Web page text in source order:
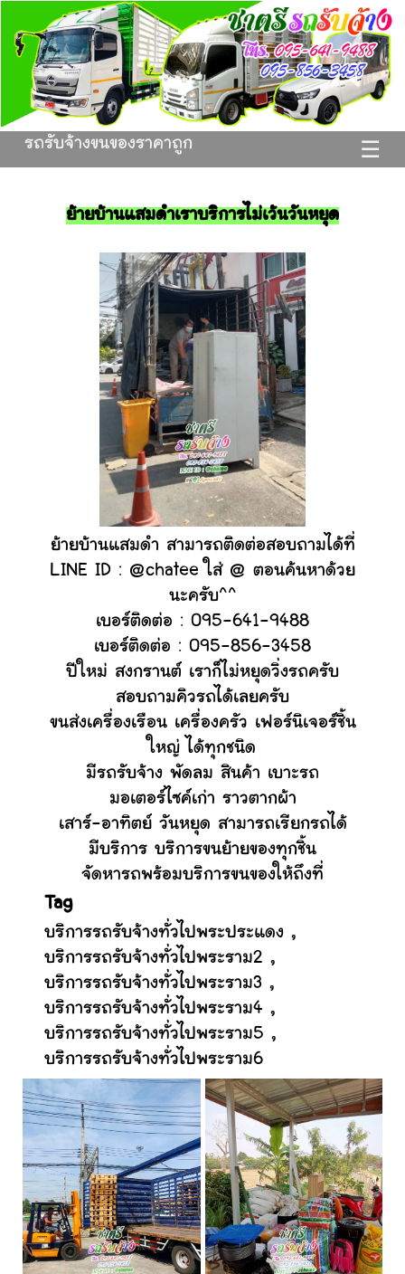
รถรับจ้างขนของราคาถูก
☰
ย้ายบ้านแสมดำเราบริการไม่เว้นวันหยุด
ย้ายบ้านแสมดำ สามารถติดต่อสอบถามได้ที่
LINE ID : @chatee ใส่ @ ตอนค้นหาด้วย
นะครับ^^
เบอร์ติดต่อ : 095-641-9488
เบอร์ติดต่อ : 095-856-3458
ปีใหม่ สงกรานต์ เราก็ไม่หยุดวิ่งรถครับ
สอบถามคิวรถได้เลยครับ
ขนส่งเครื่องเรือน เครื่องครัว เฟอร์นิเจอร์ชิ้น
ใหญ่ ได้ทุกชนิด
มีรถรับจ้าง พัดลม สินค้า เบาะรถ
มอเตอร์ไซค์เก่า ราวตากผ้า
เสาร์-อาทิตย์ วันหยุด สามารถเรียกรถได้
มีบริการ บริการขนย้ายของทุกชิ้น
จัดหารถพร้อมบริการขนของให้ถึงที่
Tag
บริการรถรับจ้างทั่วไปพระประแดง ,
บริการรถรับจ้างทั่วไปพระราม2 ,
บริการรถรับจ้างทั่วไปพระราม3 ,
บริการรถรับจ้างทั่วไปพระราม4 ,
บริการรถรับจ้างทั่วไปพระราม5 ,
บริการรถรับจ้างทั่วไปพระราม6